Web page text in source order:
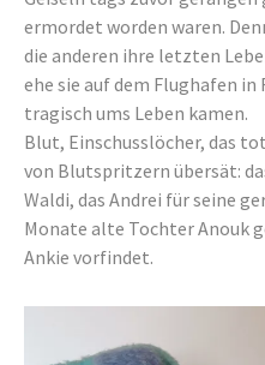
ermordet worden waren.
die anderen ihre letzten
ehe sie auf dem Flughafen
tragisch ums Leben kamen.
Blut, Einschusslöcher, das
von Blutspritzern übersät:
Waldi, das Andrei für seine
Monate alte Tochter Anouk
Ankie vorfindet.